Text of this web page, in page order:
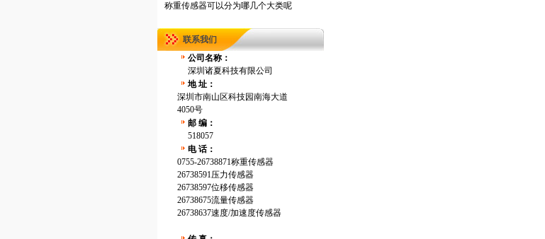
称重传感器可以分为哪几个大类呢
联系我们
公司名称：
深圳诸夏科技有限公司
地 址：
深圳市南山区科技园南海大道
4050号
邮 编：
518057
电 话：
0755-26738871称重传感器
26738591压力传感器
26738597位移传感器
26738675流量传感器
26738637速度/加速度传感器